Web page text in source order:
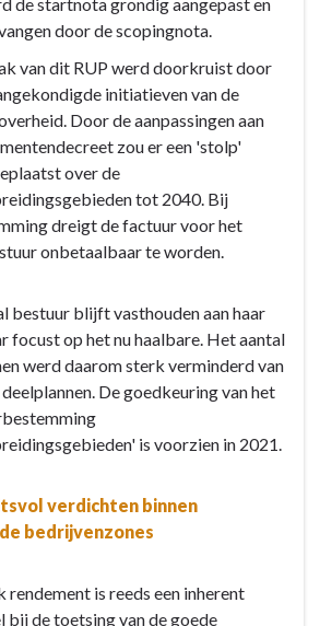
door de scopingnota.
van dit RUP werd doorkruist door
initiatieven van de
Door de aanpassingen aan
zou er een 'stolp'
over de
tot 2040. Bij
dreigt de factuur voor het
onbetaalbaar te worden.
bestuur blijft vasthouden aan haar
focust op het nu haalbare. Het aantal
werd daarom sterk verminderd van
De goedkeuring van het
is voorzien in 2021.
verdichten binnen
bedrijvenzones
rendement is reeds een inherent
bij de toetsing van de goede